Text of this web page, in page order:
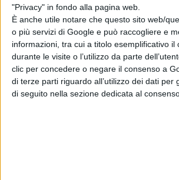
"Privacy" in fondo alla pagina web.
È anche utile notare che questo sito web/
o più servizi di Google e può raccogliere e
informazioni, tra cui a titolo esemplificativo il
durante le visite o l’utilizzo da parte
clic per concedere o negare il consenso a
di terze parti riguardo all’utilizzo dei dati per
di seguito nella sezione dedicata al